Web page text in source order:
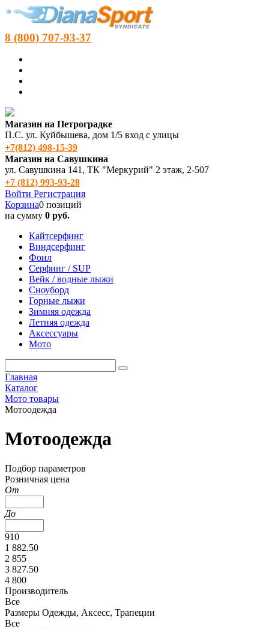
8 (800) 707-93-37
Магазин на Петроградке
П.С. ул. Куйбышева, дом 1/5 вход с улицы
+7(812) 498‑15-39
Магазин на Савушкина
ул. Савушкина 141, ТК "Меркурий" 2 этаж, 2-507
+7 (812) 993-93-28
Войти Регистрация
Корзина0 позиций
на сумму 0 руб.
Кайтсерфинг
Виндсерфинг
Фоил
Серфинг / SUP
Вейк / водные лыжи
Сноуборд
Горные лыжи
Зимняя одежда
Летняя одежда
Аксессуары
Мото
Главная
Каталог
Мото товары
Мотоодежда
Мотоодежда
Подбор параметров
Розничная цена
От
До
910
1 882.50
2 855
3 827.50
4 800
Производитель
Все
Размеры Одежды, Аксесс, Трапеции
Все